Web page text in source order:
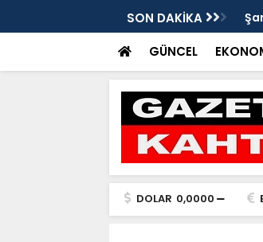
SON DAKİKA
Kahta İmtiyaz Sahibi Mustafa
GÜNCEL
DOLAR 0,0000